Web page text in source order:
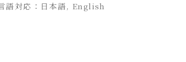
語対応：日本語, English